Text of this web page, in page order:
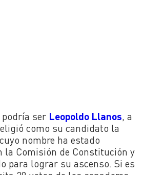
podría ser Leopoldo Llanos, a
como su candidato la
nombre ha estado
la Comisión de Constitución y
para lograr su ascenso. Si es